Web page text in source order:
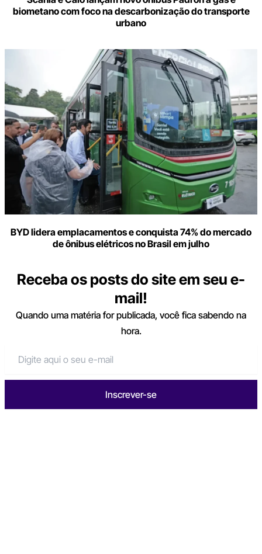
biometano com foco na descarbonização do transporte
urbano
BYD lidera emplacamentos e conquista 74% do mercado
de ônibus elétricos no Brasil em julho
Receba os posts do site em seu e-
mail!
Quando uma matéria for publicada, você fica sabendo na
hora.
Inscrever-se